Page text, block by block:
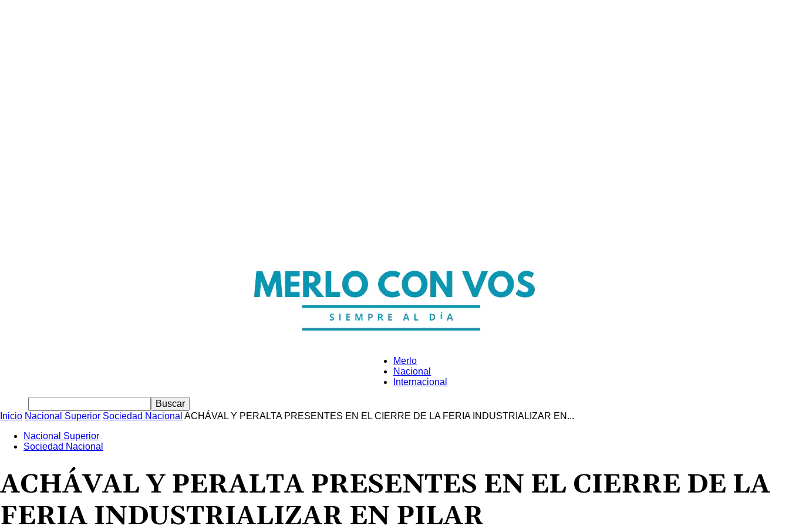
Merlo
Merlo
Nacional
Internacional
Inicio Nacional Superior Sociedad Nacional ACHÁVAL Y PERALTA PRESENTES EN EL CIERRE DE LA FERIA INDUSTRIALIZAR EN...
Nacional Superior
Sociedad Nacional
ACHÁVAL Y PERALTA PRESENTES EN EL CIERRE DE LA
FERIA INDUSTRIALIZAR EN PILAR